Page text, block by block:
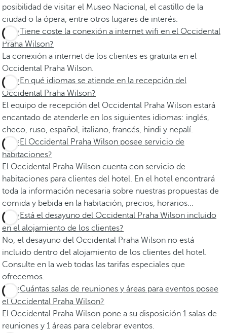
posibilidad de visitar el Museo Nacional, el castillo de la
ciudad o la ópera, entre otros lugares de interés.
¿Tiene coste la conexión a internet wifi en el Occidental
Praha Wilson?
La conexión a internet de los clientes es gratuita en el
Occidental Praha Wilson.
¿En qué idiomas se atiende en la recepción del
Occidental Praha Wilson?
El equipo de recepción del Occidental Praha Wilson estará
encantado de atenderle en los siguientes idiomas: inglés,
checo, ruso, español, italiano, francés, hindi y nepalí.
¿El Occidental Praha Wilson posee servicio de
habitaciones?
El Occidental Praha Wilson cuenta con servicio de
habitaciones para clientes del hotel. En el hotel encontrará
toda la información necesaria sobre nuestras propuestas de
comida y bebida en la habitación, precios, horarios...
¿Está el desayuno del Occidental Praha Wilson incluido
en el alojamiento de los clientes?
No, el desayuno del Occidental Praha Wilson no está
incluido dentro del alojamiento de los clientes del hotel.
Consulte en la web todas las tarifas especiales que
ofrecemos.
¿Cuántas salas de reuniones y áreas para eventos posee
el Occidental Praha Wilson?
El Occidental Praha Wilson pone a su disposición 1 salas de
reuniones y 1 áreas para celebrar eventos.